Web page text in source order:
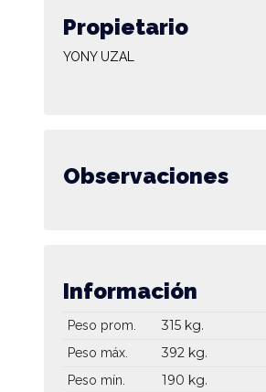
Propietario
YONY UZAL
Observaciones
Información
Peso prom. 315 kg.
Peso máx. 392 kg.
Peso mín. 190 kg.